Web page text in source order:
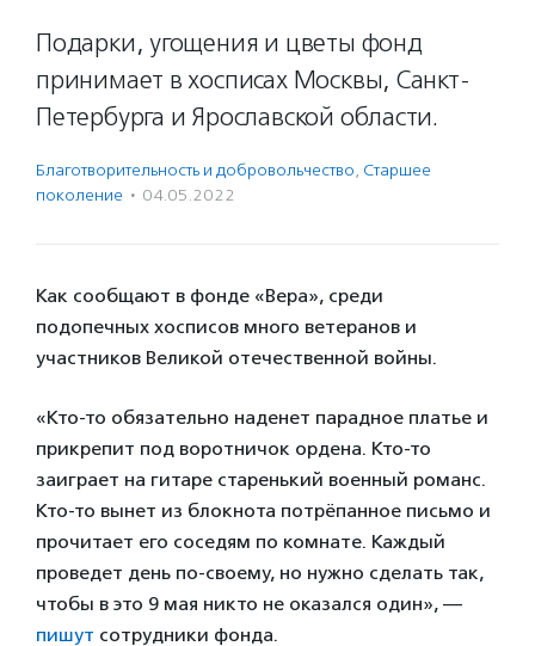
Подарки, угощения и цветы фонд
принимает в хосписах Москвы, Санкт-
Петербурга и Ярославской области.
Благотвори­тель­ность и доброволь­чест­во, Старшее
поколение · 04.05.2022
Как сообщают в фонде «Вера», среди
подопечных хосписов много ветеранов и
участников Великой отечественной войны.
«Кто-то обязательно наденет парадное платье и
прикрепит под воротничок ордена. Кто-то
заиграет на гитаре старенький военный романс.
Кто-то вынет из блокнота потрёпанное письмо и
прочитает его соседям по комнате. Каждый
проведет день по-своему, но нужно сделать так,
чтобы в это 9 мая никто не оказался один», —
пишут сотрудники фонда.